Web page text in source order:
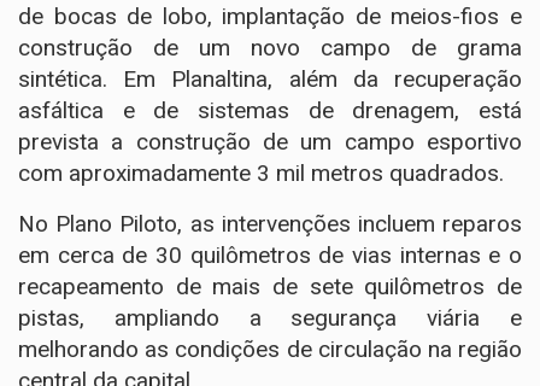
de bocas de lobo, implantação de meios-fios e
construção de um novo campo de grama
sintética. Em Planaltina, além da recuperação
asfáltica e de sistemas de drenagem, está
prevista a construção de um campo esportivo
com aproximadamente 3 mil metros quadrados.
No Plano Piloto, as intervenções incluem reparos
em cerca de 30 quilômetros de vias internas e o
recapeamento de mais de sete quilômetros de
pistas, ampliando a segurança viária e
melhorando as condições de circulação na região
central da capital.